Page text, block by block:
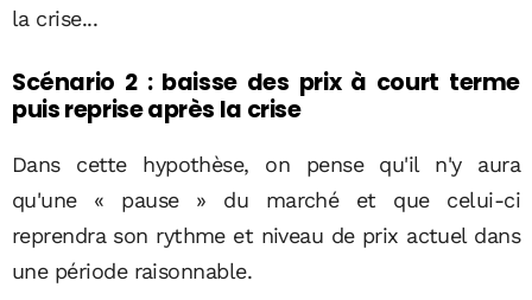
la crise...
Scénario 2 : baisse des prix à court terme
puis reprise après la crise
Dans cette hypothèse, on pense qu'il n'y aura
qu'une « pause » du marché et que celui-ci
reprendra son rythme et niveau de prix actuel dans
une période raisonnable.